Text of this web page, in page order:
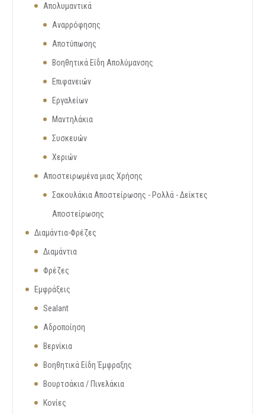
Απολυμαντικά
Αναρρόφησης
Αποτύπωσης
Βοηθητικά Είδη Απολύμανσης
Επιφανειών
Εργαλείων
Μαντηλάκια
Συσκευών
Χεριών
Αποστειρωμένα μιας Χρήσης
Σακουλάκια Αποστείρωσης - Ρολλά - Δείκτες
Αποστείρωσης
Διαμάντια-Φρέζες
Διαμάντια
Φρέζες
Εμφράξεις
Sealant
Αδροποίηση
Βερνίκια
Βοηθητικά Είδη Έμφραξης
Βουρτσάκια / Πινελάκια
Κονίες